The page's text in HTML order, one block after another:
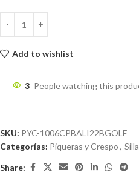
Add to wishlist
3 People watching this
SKU: PYC-1006CPBALI22BGOLF
Categorías: Piqueras y Crespo,
Share: